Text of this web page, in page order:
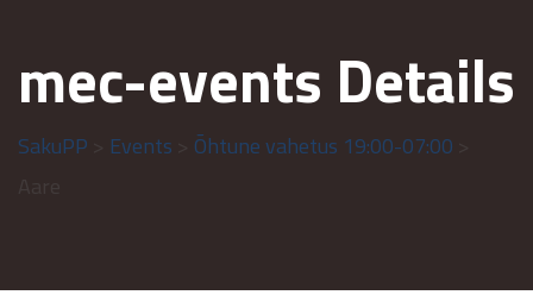
mec-events Details
SakuPP Events Õhtune vahetus 19:00-07:00